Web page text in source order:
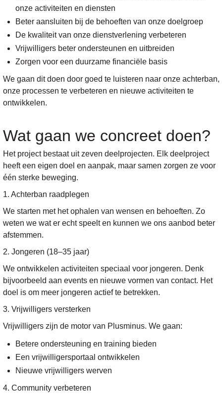
onze activiteiten en diensten
Beter aansluiten bij de behoeften van onze doelgroep
De kwaliteit van onze dienstverlening verbeteren
Vrijwilligers beter ondersteunen en uitbreiden
Zorgen voor een duurzame financiële basis
We gaan dit doen door goed te luisteren naar onze achterban,
onze processen te verbeteren en nieuwe activiteiten te
ontwikkelen.
Wat gaan we concreet doen?
Het project bestaat uit zeven deelprojecten. Elk deelproject
heeft een eigen doel en aanpak, maar samen zorgen ze voor
één sterke beweging.
1. Achterban raadplegen
We starten met het ophalen van wensen en behoeften. Zo
weten we wat er echt speelt en kunnen we ons aanbod beter
afstemmen.
2. Jongeren (18–35 jaar)
We ontwikkelen activiteiten speciaal voor jongeren. Denk
bijvoorbeeld aan events en nieuwe vormen van contact. Het
doel is om meer jongeren actief te betrekken.
3. Vrijwilligers versterken
Vrijwilligers zijn de motor van Plusminus. We gaan:
Betere ondersteuning en training bieden
Een vrijwilligersportaal ontwikkelen
Nieuwe vrijwilligers werven
4. Community verbeteren